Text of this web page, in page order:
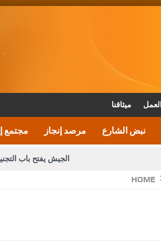
ميثاقنا
مجتمع مرصد إنجاز نبض الشارع
الجيش يفتح باب
الأمن يتلف 16 مليون حبة كبتاجون و1480 كغم مواد مخدرة
هاتفيا من العاهل البحريني
HOME